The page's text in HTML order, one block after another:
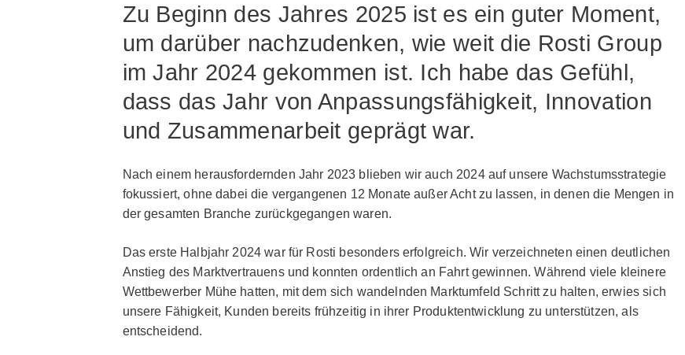
Zu Beginn des Jahres 2025 ist es ein guter Moment,
um darüber nachzudenken, wie weit die Rosti Group
im Jahr 2024 gekommen ist. Ich habe das Gefühl,
dass das Jahr von Anpassungsfähigkeit, Innovation
und Zusammenarbeit geprägt war.
Nach einem herausfordernden Jahr 2023 blieben wir auch 2024 auf unsere Wachstumsstrategie
fokussiert, ohne dabei die vergangenen 12 Monate außer Acht zu lassen, in denen die Mengen in
der gesamten Branche zurückgegangen waren.
Das erste Halbjahr 2024 war für Rosti besonders erfolgreich. Wir verzeichneten einen deutlichen
Anstieg des Marktvertrauens und konnten ordentlich an Fahrt gewinnen. Während viele kleinere
Wettbewerber Mühe hatten, mit dem sich wandelnden Marktumfeld Schritt zu halten, erwies sich
unsere Fähigkeit, Kunden bereits frühzeitig in ihrer Produktentwicklung zu unterstützen, als
entscheidend.